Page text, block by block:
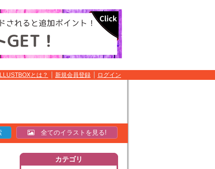
ILLUSTBOXとは？ 新規会員登録 ログイン
全てのイラストを見る!
カテゴリ